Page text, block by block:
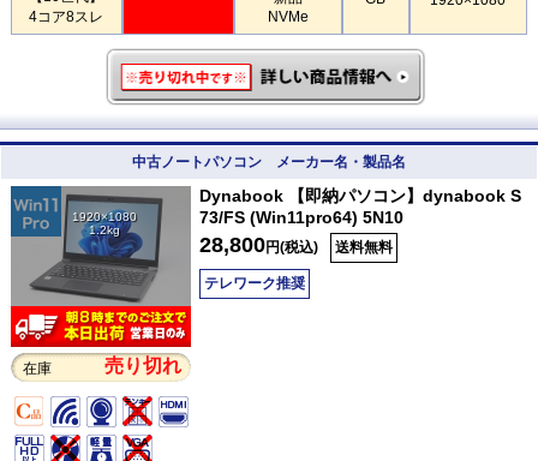
4コア8スレ
NVMe
中古ノートパソコン メーカー名・製品名
1920×1080
1.2kg
在庫 売り切れ
Dynabook 【即納パソコン】dynabook S
73/FS (Win11pro64) 5N10
28,800円(税込) 送料無料
テレワーク推奨